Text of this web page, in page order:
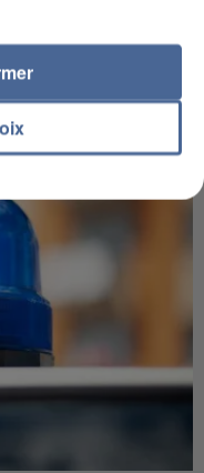
ses opérations en